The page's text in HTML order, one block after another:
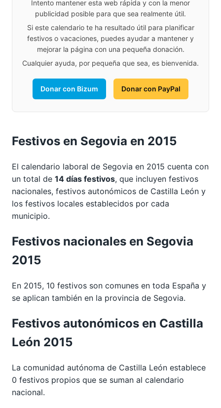
Intento mantener esta web rápida y con la menor
publicidad posible para que sea realmente útil.
Si este calendario te ha resultado útil para planificar
festivos o vacaciones, puedes ayudar a mantener y
mejorar la página con una pequeña donación.
Cualquier ayuda, por pequeña que sea, es bienvenida.
Donar con Bizum Donar con PayPal
Festivos en Segovia en 2015
El calendario laboral de Segovia en 2015 cuenta con
un total de 14 días festivos, que incluyen festivos
nacionales, festivos autonómicos de Castilla León y
los festivos locales establecidos por cada
municipio.
Festivos nacionales en Segovia
2015
En 2015, 10 festivos son comunes en toda España y
se aplican también en la provincia de Segovia.
Festivos autonómicos en Castilla
León 2015
La comunidad autónoma de Castilla León establece
0 festivos propios que se suman al calendario
nacional.